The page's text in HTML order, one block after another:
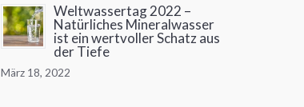
Weltwassertag 2022 –
Natürliches Mineralwasser
ist ein wertvoller Schatz aus
der Tiefe
März 18, 2022